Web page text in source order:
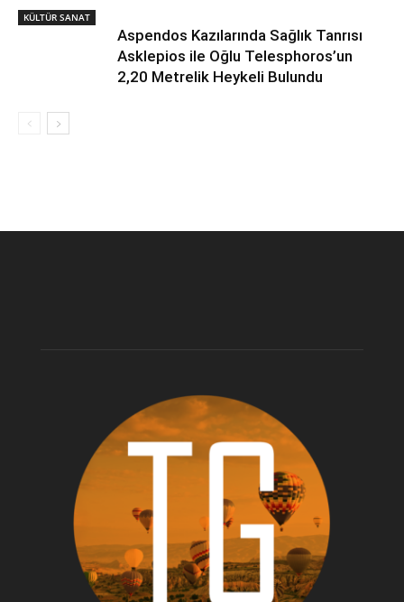
KÜLTÜR SANAT
Aspendos Kazılarında Sağlık Tanrısı
Asklepios ile Oğlu Telesphoros’un
2,20 Metrelik Heykeli Bulundu